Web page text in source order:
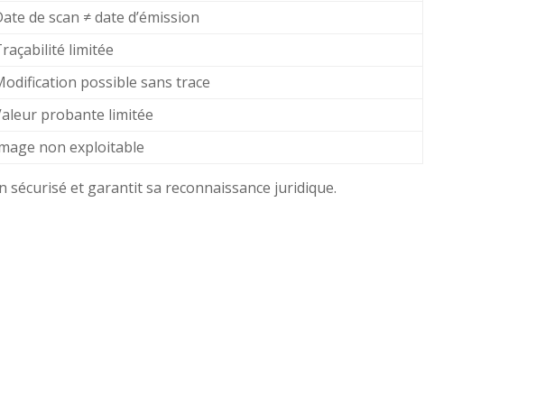
de scan ≠ date d’émission
limitée
possible sans trace
probante limitée
non exploitable
sécurisé et garantit sa reconnaissance juridique.